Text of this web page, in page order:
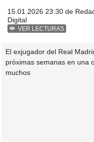
15.01.2026 23:30 de
Digital
VER LECTURAS
El exjugador del Real
próximas semanas en una
muchos